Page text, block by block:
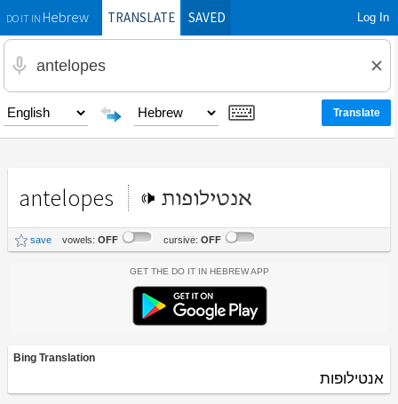
DO IT INHebrewTRANSLATE SAVED Log In
antelopes אנטילופות
save vowels: OFF cursive: OFF
Get the Do It In Hebrew App
Bing Translation
אנטילופות